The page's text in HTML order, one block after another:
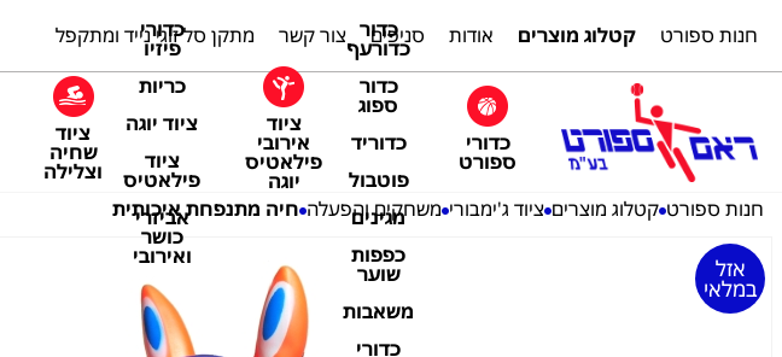
חנות ספורט קטלוג מוצרים אודות סניפים צור קשר מתקן סל זוגי נייד ומתקפל
כדורי
ספורט
כדור
כדורעף
כדור
ספוג
כדוריד
פוטבול
מגינים
כפפות
שוער
משאבות
כדורי
ציוד
אירובי
פילאטיס
יוגה
כדורי
פיזיו
כריות
ציוד יוגה
ציוד
פילאטיס
אביזרי
כושר
ואירובי
ציוד
שחיה
וצלילה
חנות ספורט קטלוג מוצרים ציוד ג'ימבורי משחקים והפעלה חיה מתנפחת איכותית
אזל
במלאי